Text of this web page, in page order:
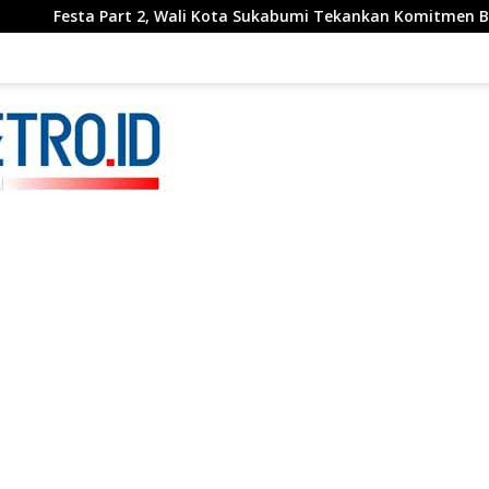
Kota Sukabumi Tekankan Komitmen Bangun Fondasi UMKM